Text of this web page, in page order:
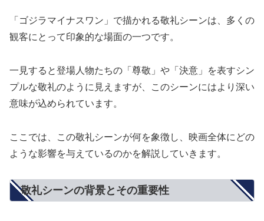
「ゴジラマイナスワン」で描かれる敬礼シーンは、多くの
観客にとって印象的な場面の一つです。
一見すると登場人物たちの「尊敬」や「決意」を表すシン
プルな敬礼のように見えますが、このシーンにはより深い
意味が込められています。
ここでは、この敬礼シーンが何を象徴し、映画全体にどの
ような影響を与えているのかを解説していきます。
敬礼シーンの背景とその重要性